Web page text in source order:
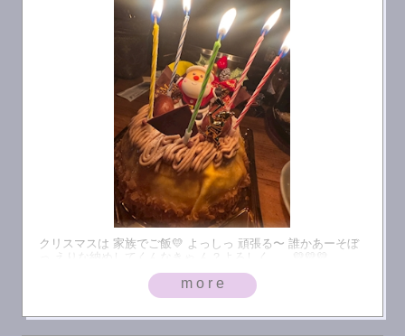
クリスマスは 家族でご飯💛 よっしっ 頑張る〜 誰かあーそぼ
っ えりな納めしてくんなきゃ ん？よろしく……💛💛💛
more